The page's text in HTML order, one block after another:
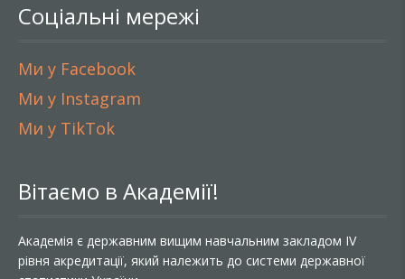
Соціальні мережі
Ми у Facebook
Ми у Instagram
Ми у TikTok
Вітаємо в Академії!
Академія є державним вищим навчальним закладом IV
рівня акредитації, який належить до системи державної